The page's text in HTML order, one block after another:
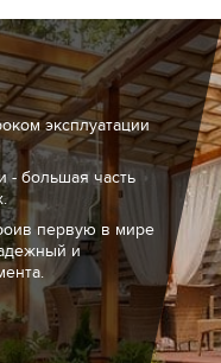
эксплуатации
- большая часть
первую в мире
и